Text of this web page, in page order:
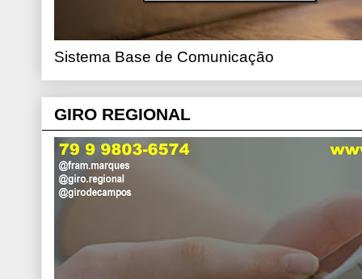
Sistema Base de Comunicação
GIRO REGIONAL